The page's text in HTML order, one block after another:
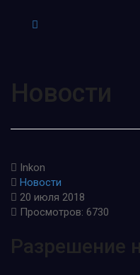
Новости
Inkon
Новости
20 июля 2018
Просмотров: 6730
Разрешение